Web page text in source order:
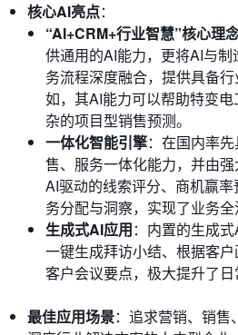
核心AI亮点：
“AI+CRM+行业智慧”核心理
供通用的AI能力，更将AI与
务流程深度融合，提供具备
如，其AI能力可以帮助特变
杂的项目型销售预测。
一体化智能引擎：在国内率
售、服务一体化能力，并由
AI驱动的线索评分、商机赢
务分配与洞察，实现了业务全
生成式AI应用：内置的生成
一键生成拜访小结、根据客
客户会议要点，极大提升了日
最佳应用场景：追求营销、销